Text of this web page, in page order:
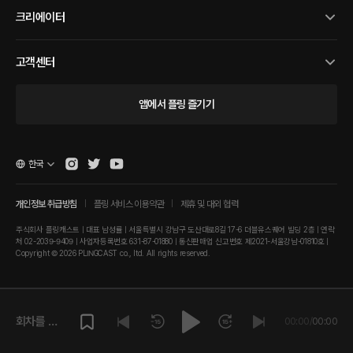
크리에이터
고객센터
앱에서 플링 즐기기
개인정보 취급방침 플링 서비스 이용약관 제휴 및 대외 협력
주식회사 플링캐스트 | 대표 남성률 | 서울특별시 강남구 도산대로8길 17-6 더블유스퀘어 빌딩 2층 | 연락
처 02-2039-9409 | 사업자등록번호 631-87-01880 | 통신판매업 신고번호 제2021-서울강남-01810호 |
Copyright © 2026 PLINGCAST co., ltd. All rights reserved.
한국
회차를 재
00:00/00:00